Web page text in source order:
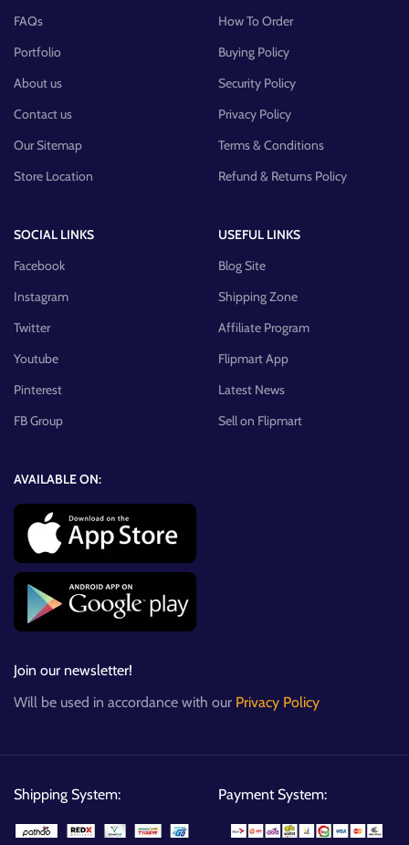
FAQs
Portfolio
About us
Contact us
Our Sitemap
Store Location
How To Order
Buying Policy
Security Policy
Privacy Policy
Terms & Conditions
Refund & Returns Policy
SOCIAL LINKS
Facebook
Instagram
Twitter
Youtube
Pinterest
FB Group
USEFUL LINKS
Blog Site
Shipping Zone
Affiliate Program
Flipmart App
Latest News
Sell on Flipmart
AVAILABLE ON:
Join our newsletter!
Will be used in accordance with our Privacy Policy
Shipping System: Payment System: